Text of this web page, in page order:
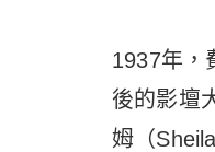
1937年，
後的影壇
姆（